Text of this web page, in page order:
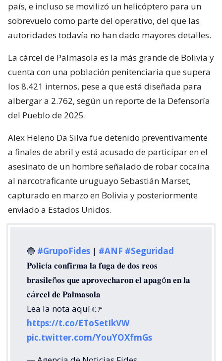
país, e incluso se movilizó un helicóptero para un
sobrevuelo como parte del operativo, del que las
autoridades todavía no han dado mayores detalles.
La cárcel de Palmasola es la más grande de Bolivia y
cuenta con una población penitenciaria que supera
los 8.421 internos, pese a que está diseñada para
albergar a 2.762, según un reporte de la Defensoría
del Pueblo de 2025.
Alex Heleno Da Silva fue detenido preventivamente
a finales de abril y está acusado de participar en el
asesinato de un hombre señalado de robar cocaína
al narcotraficante uruguayo Sebastián Marset,
capturado en marzo en Bolivia y posteriormente
enviado a Estados Unidos.
🔵 #GrupoFides | #ANF #Seguridad
𝐏𝐨𝐥𝐢𝐜í𝐚 𝐜𝐨𝐧𝐟𝐢𝐫𝐦𝐚 𝐥𝐚 𝐟𝐮𝐠𝐚 𝐝𝐞 𝐝𝐨𝐬 𝐫𝐞𝐨𝐬
𝐛𝐫𝐚𝐬𝐢𝐥𝐞ñ𝐨𝐬 𝐪𝐮𝐞 𝐚𝐩𝐫𝐨𝐯𝐞𝐜𝐡𝐚𝐫𝐨𝐧 𝐞𝐥 𝐚𝐩𝐚𝐠ó𝐧 𝐞𝐧 𝐥𝐚
𝐜á𝐫𝐜𝐞𝐥 𝐝𝐞 𝐏𝐚𝐥𝐦𝐚𝐬𝐨𝐥𝐚
Lea la nota aquí 👉
https://t.co/EToSetIkVW
pic.twitter.com/YouYOXfmGs